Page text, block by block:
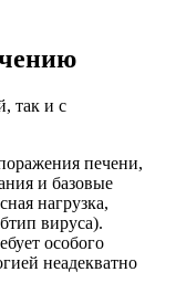
так и с
печени,
и базовые
нагрузка,
вируса).
особого
неадекватно